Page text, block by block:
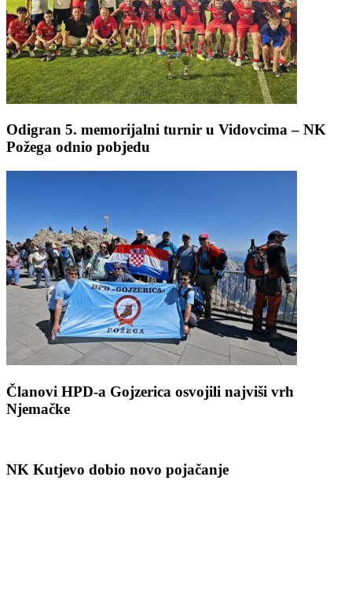
Odigran 5. memorijalni turnir u Vidovcima – NK
Požega odnio pobjedu
Članovi HPD-a Gojzerica osvojili najviši vrh
Njemačke
NK Kutjevo dobio novo pojačanje